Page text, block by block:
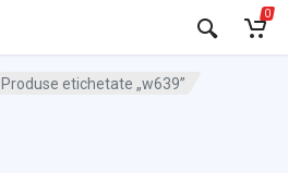
0
Produse etichetate „w639”